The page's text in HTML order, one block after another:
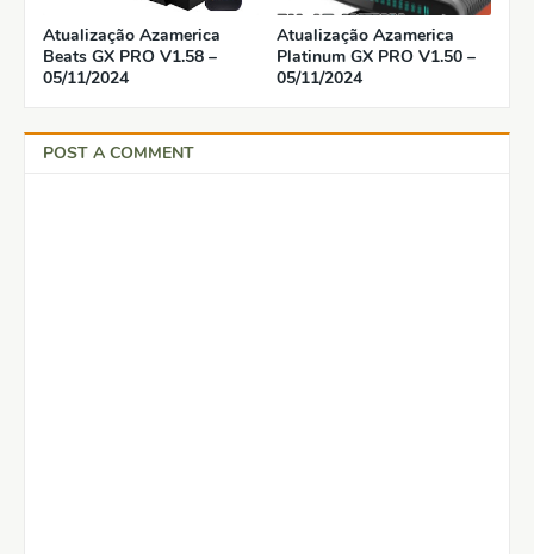
Atualização Azamerica
Beats GX PRO V1.58 –
05/11/2024
Atualização Azamerica
Platinum GX PRO V1.50 –
05/11/2024
POST A COMMENT